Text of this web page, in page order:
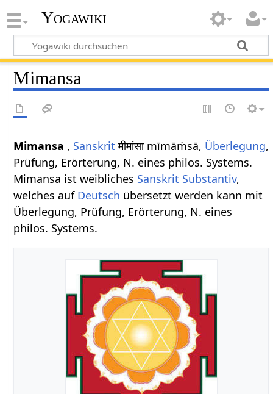
Yogawiki
Mimansa
Mimansa , Sanskrit मीमांसा mīmāṁsā, Überlegung,
Prüfung, Erörterung, N. eines philos. Systems.
Mimansa ist weibliches Sanskrit Substantiv,
welches auf Deutsch übersetzt werden kann mit
Überlegung, Prüfung, Erörterung, N. eines
philos. Systems.